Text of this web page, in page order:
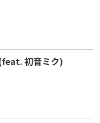
初音ミク)